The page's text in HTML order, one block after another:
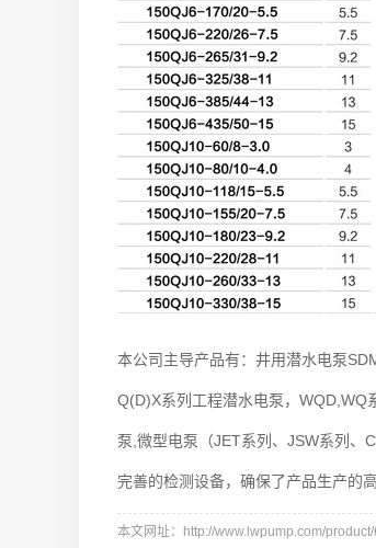
本公司主导产品有：井用潜水电泵
Q(D)X系列工程潜水电泵，WQD,WQ
泵,微型电泵（JET系列、JSW系列、
完善的检测设备，确保了产品生产的高
本文网址：http://www.lwpump.com/product/